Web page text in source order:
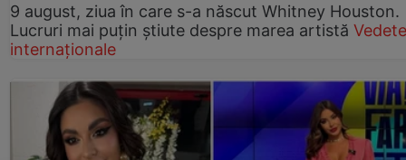
9 august, ziua în care s-a născut Whitney Houston.
Lucruri mai puțin știute despre marea artistă Vedete
internaționale